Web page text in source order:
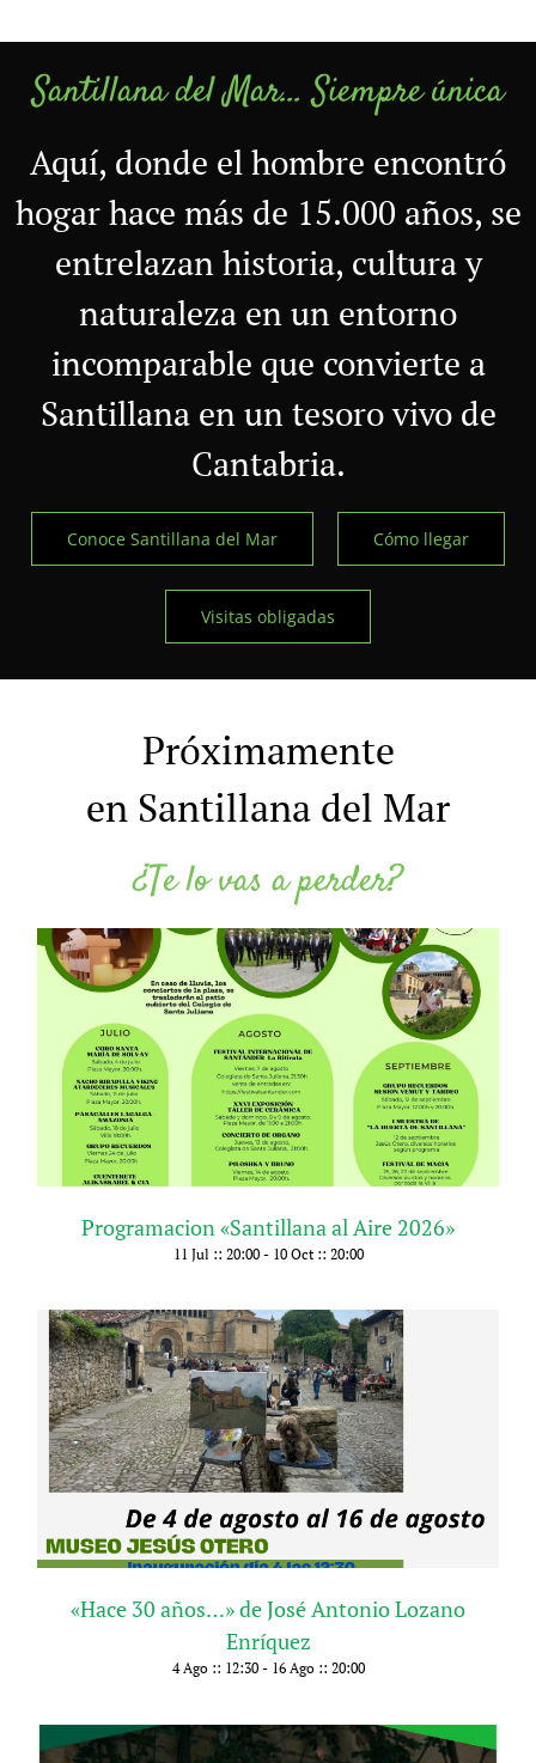
Santillana del Mar… Siempre única
Aquí, donde el hombre encontró
hogar hace más de 15.000 años, se
entrelazan historia, cultura y
naturaleza en un entorno
incomparable que convierte a
Santillana en un tesoro vivo de
Cantabria.
Conoce Santillana del Mar Cómo llegar
Visitas obligadas
Próximamente
en Santillana del Mar
¿Te lo vas a perder?
Programacion «Santillana al Aire 2026»
11 Jul :: 20:00- 10 Oct :: 20:00
«Hace 30 años…» de José Antonio Lozano
Enríquez
4 Ago :: 12:30- 16 Ago :: 20:00